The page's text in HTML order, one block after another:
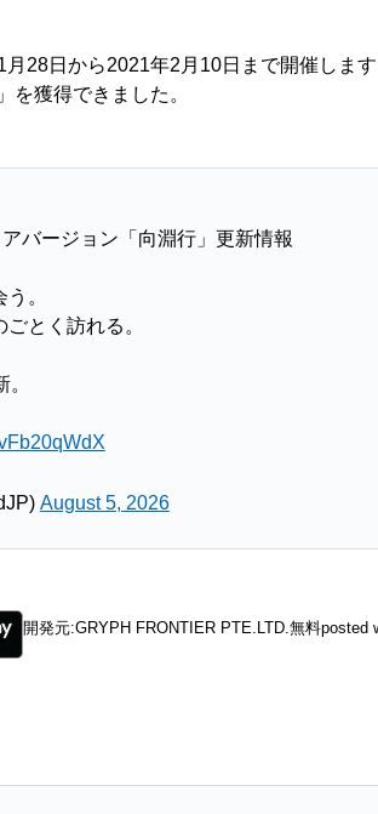
月28日から2021年2月10日まで開催しま
を獲得できました。
バージョン「向淵行」更新情報
。
とく訪れる。
August 5, 2026
開発元:GRYPH FRONTIER PTE.LTD.無料posted